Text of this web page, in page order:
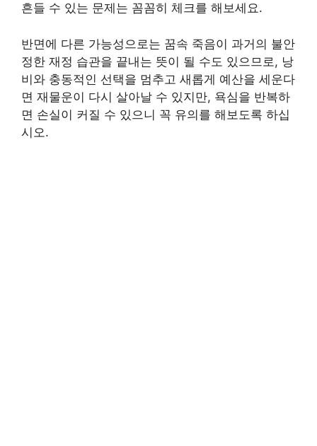
흔들 수 있는 문제는 꼼꼼히 체크를 해보세요.
반면에 다른 가능성으로는 꿈속 죽음이 과거의 불안
정한 재정 습관을 끝내는 뜻이 될 수도 있으므로, 낭
비와 충동적인 선택을 멈추고 새롭게 예산을 세운다
면 재물운이 다시 살아날 수 있지만, 욕심을 반복하
면 손실이 커질 수 있으니 꼭 유의를 해보도록 하십
시오.